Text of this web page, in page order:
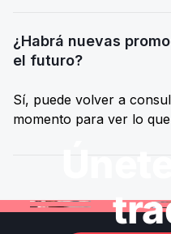
¿Habrá nuevas
el futuro?
Sí, puede volver a
momento para ver lo